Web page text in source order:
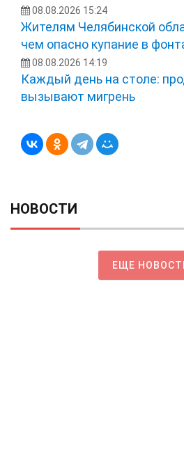
08.08.2026 15:24
Жителям Челябинской
чем опасно купание в
08.08.2026 14:19
Каждый день на столе:
вызывают мигрень
НОВОСТИ
ЕЩЕ